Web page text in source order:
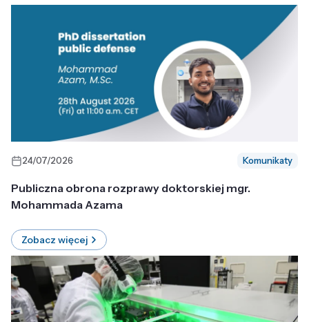
24/07/2026 Komunikaty
Publiczna obrona rozprawy doktorskiej mgr.
Mohammada Azama
Zobacz więcej